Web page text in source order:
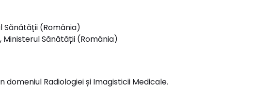
(România)
Sănătății (România)
Radiologiei și Imagisticii Medicale.